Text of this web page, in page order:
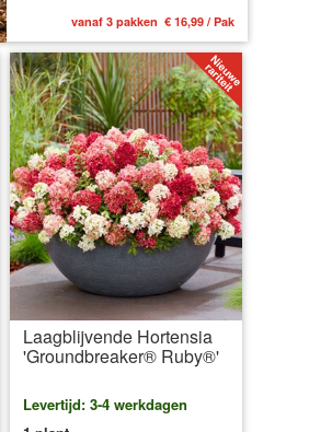
vanaf 3 pakken € 16,99 / Pak
Laagblijvende Hortensia
'Groundbreaker® Ruby®'
Levertijd: 3-4 werkdagen